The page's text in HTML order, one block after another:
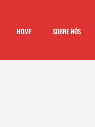
HOME SOBRE NÓS